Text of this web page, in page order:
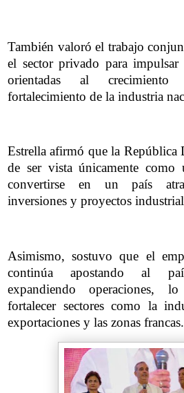
También valoró el trabajo
el sector privado para impulsar
orientadas al
fortalecimiento de la industria
Estrella afirmó que la República
de ser vista únicamente
convertirse en un país
inversiones y proyectos
Asimismo, sostuvo que el
continúa apostando al
expandiendo operaciones,
fortalecer sectores como la
exportaciones y las zonas francas.